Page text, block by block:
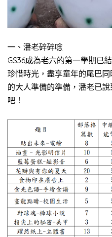
一、潘老碎碎唸
GS36成為老六的第一學期已
珍惜時光，盡享童年的尾巴
的大人準備的準備，潘老已
吧！